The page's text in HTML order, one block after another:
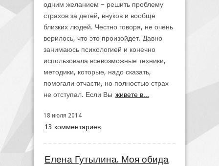
одним желанием – решить проблему
страхов за детей, внуков и вообще
близких людей. Честно говоря, не очень
верилось, что это произойдет. Давно
занимаюсь психологией и конечно
использовала всевозможные техники,
методики, которые, надо сказать,
помогали отчасти, но полностью страх
не отступал. Если Вы живете в...
18 июля 2014
13 комментариев
Елена Гутылина. Моя обида